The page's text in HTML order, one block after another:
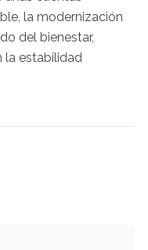
la modernización
del bienestar,
la estabilidad